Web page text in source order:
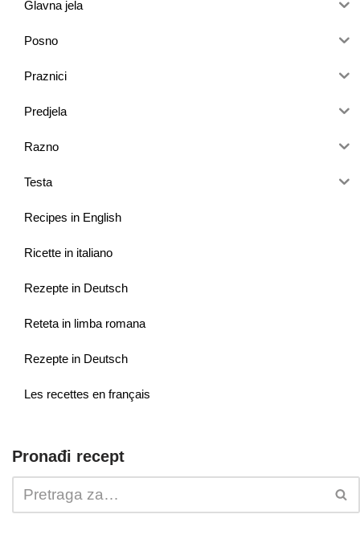
Glavna jela
Posno
Praznici
Predjela
Razno
Testa
Recipes in English
Ricette in italiano
Rezepte in Deutsch
Reteta in limba romana
Rezepte in Deutsch
Les recettes en français
Pronađi recept